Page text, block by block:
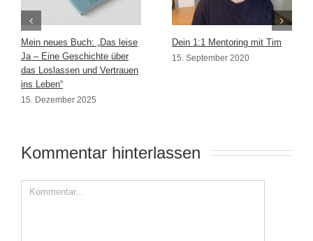
Mein neues Buch: „Das leise
Ja – Eine Geschichte über
das Loslassen und Vertrauen
ins Leben“
15. Dezember 2025
Dein 1:1 Mentoring mit Tim
15. September 2020
Kommentar hinterlassen